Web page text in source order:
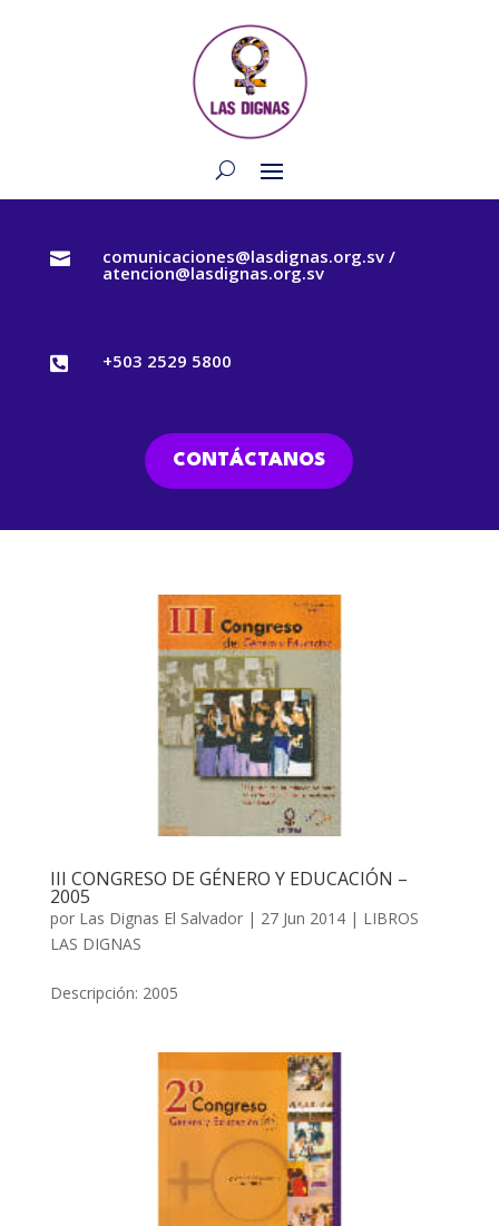
 comunicaciones@lasdignas.org.sv /
atencion@lasdignas.org.sv
 +503 2529 5800
CONTÁCTANOS
III CONGRESO DE GÉNERO Y EDUCACIÓN –
2005
por Las Dignas El Salvador| 27 Jun 2014| LIBROS
LAS DIGNAS
Descripción: 2005